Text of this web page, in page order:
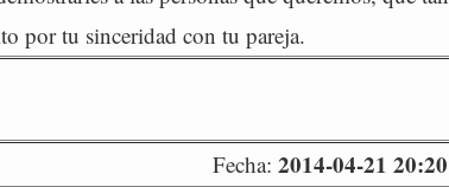
por tu sinceridad con tu pareja.
Fecha: 2014-04-21 20:20